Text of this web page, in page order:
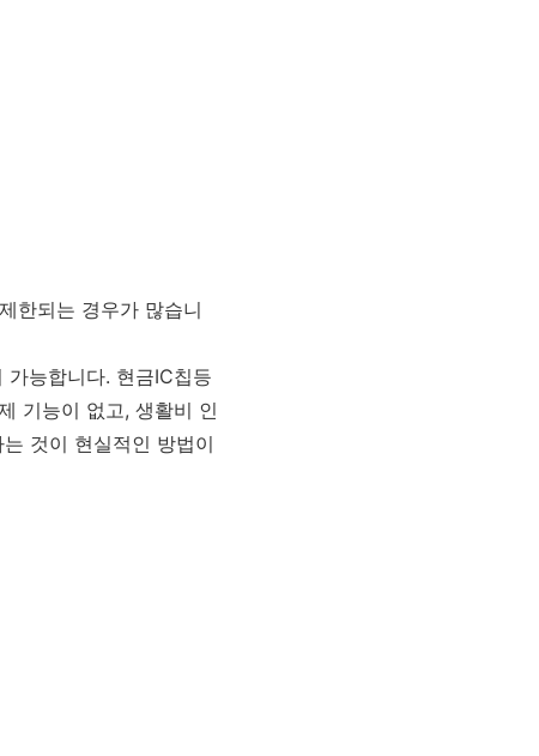
한되는 경우가 많습니
능합니다. 현금IC칩등
기능이 없고, 생활비 인
것이 현실적인 방법이